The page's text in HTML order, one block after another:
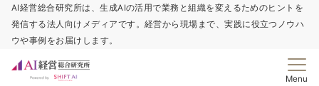
AI経営総合研究所は、生成AIの活用で業務と組織を変えるためのヒントを
発信する法人向けメディアです。経営から現場まで、実践に役立つノウハ
ウや事例をお届けします。
Menu